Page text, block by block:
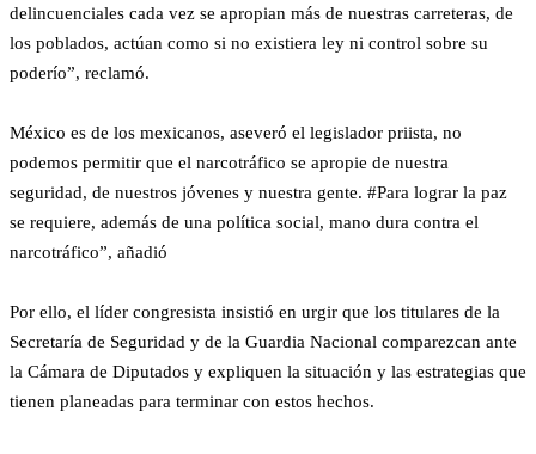
delincuenciales cada vez se apropian más de nuestras carreteras, de
los poblados, actúan como si no existiera ley ni control sobre su
poderío”, reclamó.
México es de los mexicanos, aseveró el legislador priista, no
podemos permitir que el narcotráfico se apropie de nuestra
seguridad, de nuestros jóvenes y nuestra gente. #Para lograr la paz
se requiere, además de una política social, mano dura contra el
narcotráfico”, añadió
Por ello, el líder congresista insistió en urgir que los titulares de la
Secretaría de Seguridad y de la Guardia Nacional comparezcan ante
la Cámara de Diputados y expliquen la situación y las estrategias que
tienen planeadas para terminar con estos hechos.